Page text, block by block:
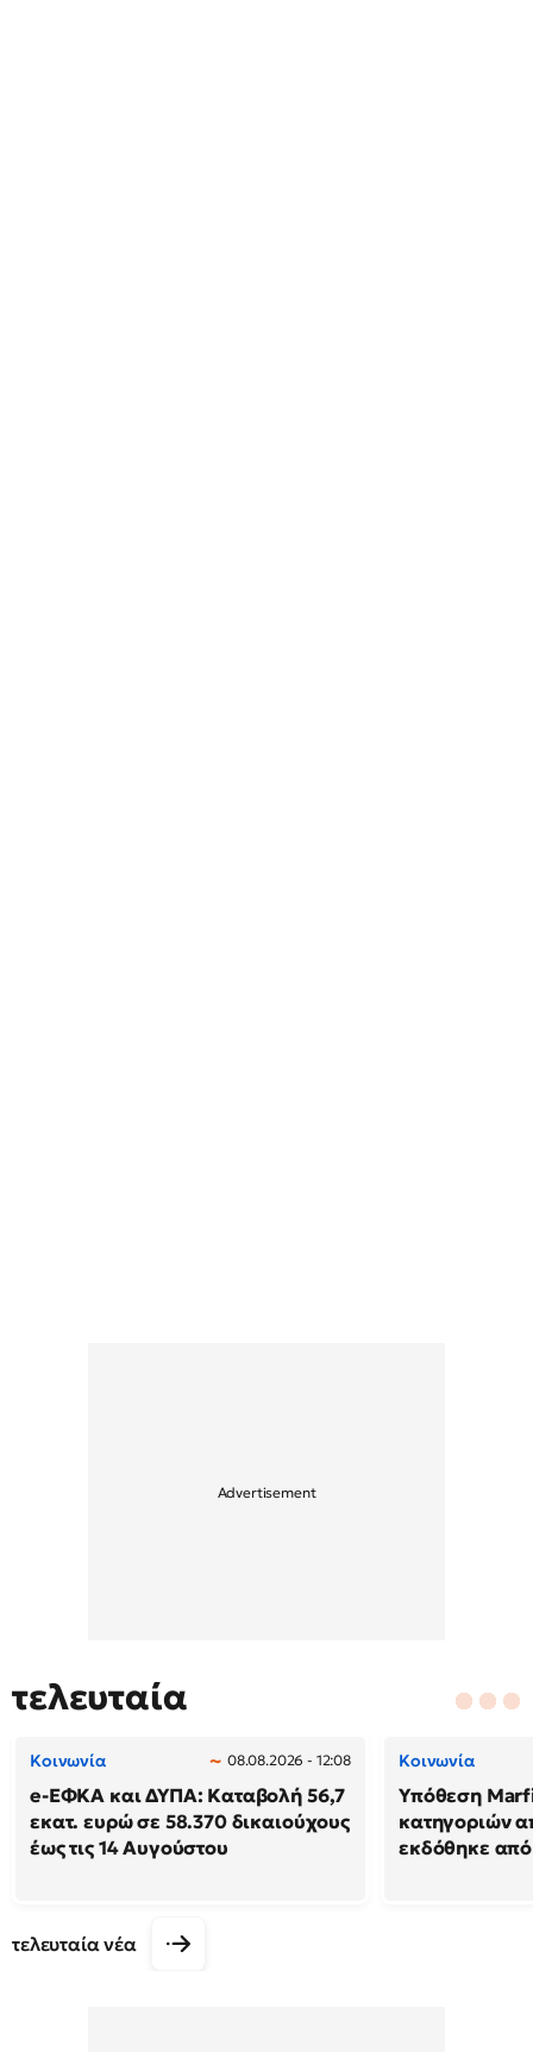
τελευταία
Κοινωνία 08.08.2026 - 12:08
e-ΕΦΚΑ και ΔΥΠΑ: Καταβολή 56,7
εκατ. ευρώ σε 58.370 δικαιούχους
έως τις 14 Αυγούστου
Κοινωνία
Υπόθεση
κατηγοριών
εκδόθηκε από
τελευταία νέα